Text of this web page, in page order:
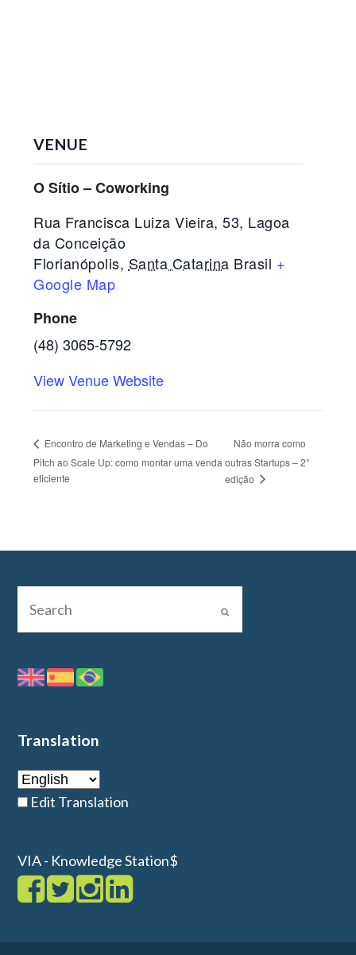
VENUE
O Sítio – Coworking
Rua Francisca Luiza Vieira, 53, Lagoa
da Conceição
Florianópolis, Santa Catarina Brasil +
Google Map
Phone
(48) 3065-5792
View Venue Website
Encontro de Marketing e Vendas – Do
Pitch ao Scale Up: como montar uma venda
eficiente
Não morra como
outras Startups – 2°
edição
Translation
Edit Translation
VIA - Knowledge Station$